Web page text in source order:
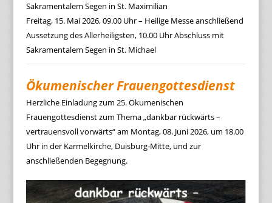
Sakramentalem Segen in St. Maximilian
Freitag, 15. Mai 2026, 09.00 Uhr – Heilige Messe anschließend
Aussetzung des Allerheiligsten, 10.00 Uhr Abschluss mit
Sakramentalem Segen in St. Michael
Ökumenischer Frauengottesdienst
Herzliche Einladung zum 25. Ökumenischen
Frauengottesdienst zum Thema „dankbar rückwärts –
vertrauensvoll vorwärts“ am Montag, 08. Juni 2026, um 18.00
Uhr in der Karmelkirche, Duisburg-Mitte, und zur
anschließenden Begegnung.